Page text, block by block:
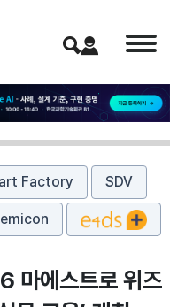
Factory SDV
마에스트로 위즈